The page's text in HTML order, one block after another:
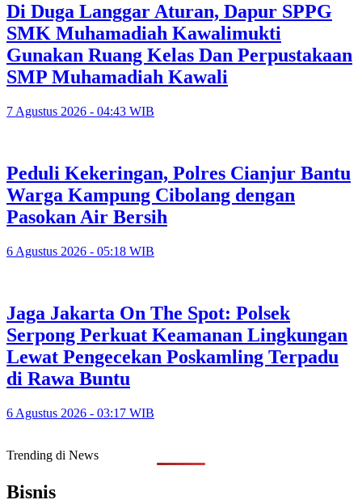
Di Duga Langgar Aturan, Dapur SPPG
SMK Muhamadiah Kawalimukti
Gunakan Ruang Kelas Dan Perpustakaan
SMP Muhamadiah Kawali
7 Agustus 2026 - 04:43 WIB
Peduli Kekeringan, Polres Cianjur Bantu
Warga Kampung Cibolang dengan
Pasokan Air Bersih
6 Agustus 2026 - 05:18 WIB
Jaga Jakarta On The Spot: Polsek
Serpong Perkuat Keamanan Lingkungan
Lewat Pengecekan Poskamling Terpadu
di Rawa Buntu
6 Agustus 2026 - 03:17 WIB
Trending di News
Bisnis